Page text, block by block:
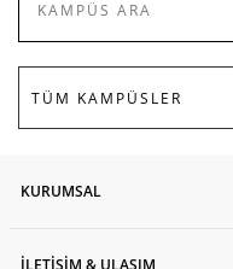
KURUMSAL